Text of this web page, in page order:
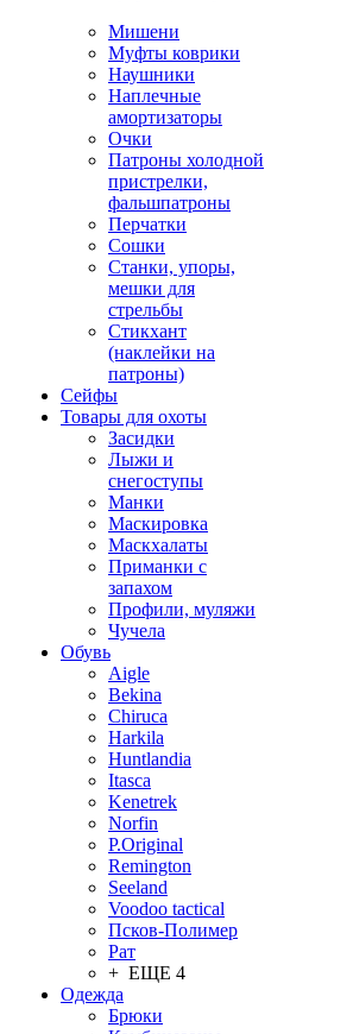
Мишени
Муфты коврики
Наушники
Наплечные
амортизаторы
Очки
Патроны холодной
пристрелки,
фальшпатроны
Перчатки
Сошки
Станки, упоры,
мешки для
стрельбы
Стикхант
(наклейки на
патроны)
Сейфы
Товары для охоты
Засидки
Лыжи и
снегоступы
Манки
Маскировка
Маскхалаты
Приманки с
запахом
Профили, муляжи
Чучела
Обувь
Aigle
Bekina
Chiruсa
Harkila
Huntlandia
Itasca
Kenetrek
Norfin
P.Original
Remington
Seeland
Voodoo tactical
Псков-Полимер
Рат
+ ЕЩЕ 4
Одежда
Брюки